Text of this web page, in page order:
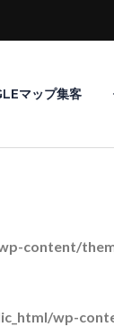
マップ集客
content/
wp-